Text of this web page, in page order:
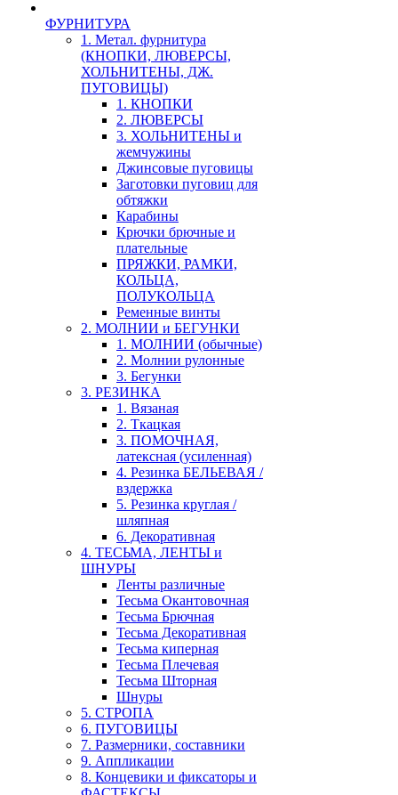
ФУРНИТУРА
1. Метал. фурнитура
(КНОПКИ, ЛЮВЕРСЫ,
ХОЛЬНИТЕНЫ, ДЖ.
ПУГОВИЦЫ)
1. КНОПКИ
2. ЛЮВЕРСЫ
3. ХОЛЬНИТЕНЫ и
жемчужины
Джинсовые пуговицы
Заготовки пуговиц для
обтяжки
Карабины
Крючки брючные и
плательные
ПРЯЖКИ, РАМКИ,
КОЛЬЦА,
ПОЛУКОЛЬЦА
Ременные винты
2. МОЛНИИ и БЕГУНКИ
1. МОЛНИИ (обычные)
2. Молнии рулонные
3. Бегунки
3. РЕЗИНКА
1. Вязаная
2. Ткацкая
3. ПОМОЧНАЯ,
латексная (усиленная)
4. Резинка БЕЛЬЕВАЯ /
вздержка
5. Резинка круглая /
шляпная
6. Декоративная
4. ТЕСЬМА, ЛЕНТЫ и
ШНУРЫ
Ленты различные
Тесьма Окантовочная
Тесьма Брючная
Тесьма Декоративная
Тесьма киперная
Тесьма Плечевая
Тесьма Шторная
Шнуры
5. СТРОПА
6. ПУГОВИЦЫ
7. Размерники, составники
9. Аппликации
8. Концевики и фиксаторы и